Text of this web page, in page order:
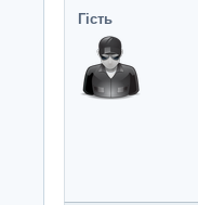
Гість